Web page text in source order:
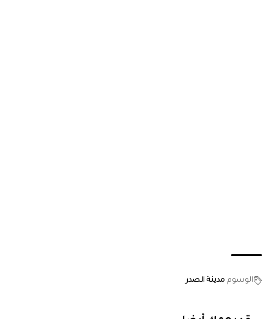
الوسوم مدينة الصدر